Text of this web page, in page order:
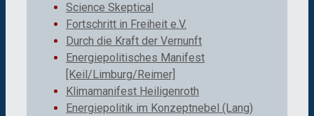
Science Skeptical
Fortschritt in Freiheit e.V.
Durch die Kraft der Vernunft
Energiepolitisches Manifest
[Keil/Limburg/Reimer]
Klimamanifest Heiligenroth
Energiepolitik im Konzeptnebel (Lang)